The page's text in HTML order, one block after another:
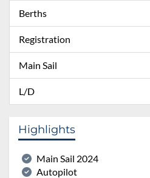
Berths
Registration
Main Sail
L/D
Highlights
Main Sail 2024
Autopilot